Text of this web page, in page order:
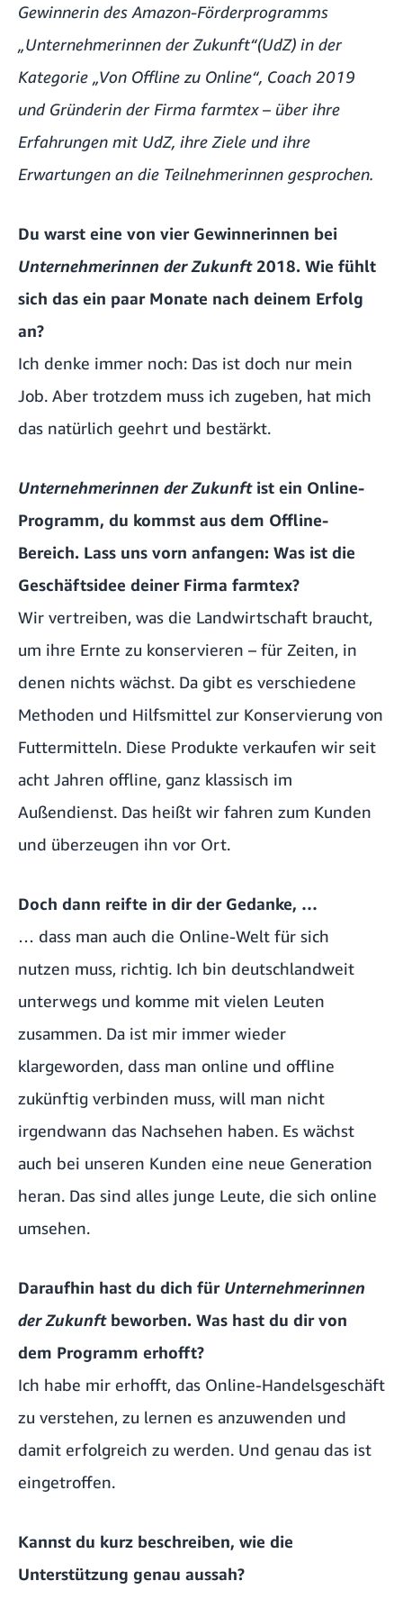
Gewinnerin des Amazon-Förderprogramms
„Unternehmerinnen der Zukunft“(UdZ) in der
Kategorie „Von Offline zu Online“, Coach 2019
und Gründerin der Firma farmtex – über ihre
Erfahrungen mit UdZ, ihre Ziele und ihre
Erwartungen an die Teilnehmerinnen gesprochen.
Du warst eine von vier Gewinnerinnen bei
Unternehmerinnen der Zukunft2018. Wie fühlt
sich das ein paar Monate nach deinem Erfolg
an?
Ich denke immer noch: Das ist doch nur mein
Job. Aber trotzdem muss ich zugeben, hat mich
das natürlich geehrt und bestärkt.
Unternehmerinnen der Zukunftist ein Online-
Programm, du kommst aus dem Offline-
Bereich. Lass uns vorn anfangen: Was ist die
Geschäftsidee deiner Firma farmtex?
Wir vertreiben, was die Landwirtschaft braucht,
um ihre Ernte zu konservieren – für Zeiten, in
denen nichts wächst. Da gibt es verschiedene
Methoden und Hilfsmittel zur Konservierung von
Futtermitteln. Diese Produkte verkaufen wir seit
acht Jahren offline, ganz klassisch im
Außendienst. Das heißt wir fahren zum Kunden
und überzeugen ihn vor Ort.
Doch dann reifte in dir der Gedanke, …
… dass man auch die Online-Welt für sich
nutzen muss, richtig. Ich bin deutschlandweit
unterwegs und komme mit vielen Leuten
zusammen. Da ist mir immer wieder
klargeworden, dass man online und offline
zukünftig verbinden muss, will man nicht
irgendwann das Nachsehen haben. Es wächst
auch bei unseren Kunden eine neue Generation
heran. Das sind alles junge Leute, die sich online
umsehen.
Daraufhin hast du dich für Unternehmerinnen
der Zukunftbeworben. Was hast du dir von
dem Programm erhofft?
Ich habe mir erhofft, das Online-Handelsgeschäft
zu verstehen, zu lernen es anzuwenden und
damit erfolgreich zu werden. Und genau das ist
eingetroffen.
Kannst du kurz beschreiben, wie die
Unterstützung genau aussah?